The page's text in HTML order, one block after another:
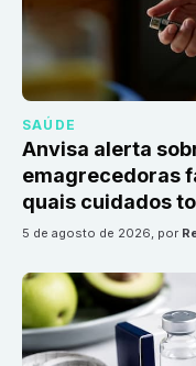
SAÚDE
Anvisa alerta
emagrecedoras
quais cuidados
5 de agosto de 2026, por